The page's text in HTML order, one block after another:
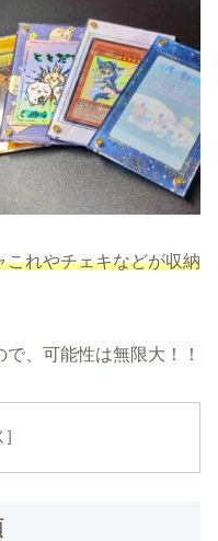
これやチェキなどが収納
、可能性は無限大！！